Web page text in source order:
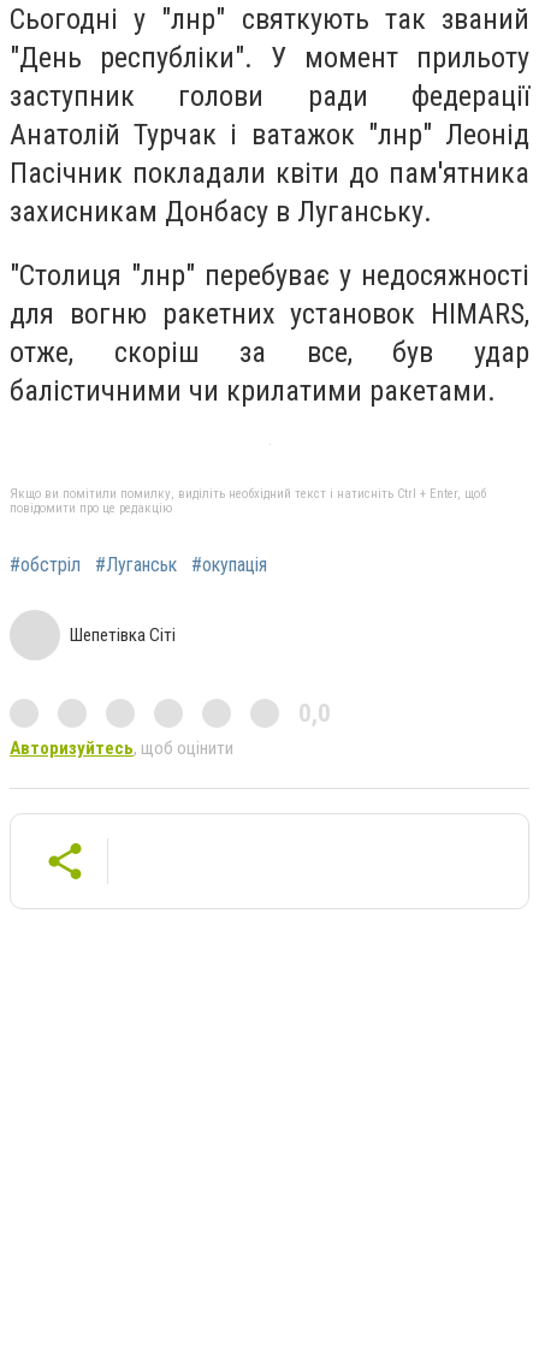
Сьогодні у "лнр" святкують так званий
"День республіки". У момент прильоту
заступник голови ради федерації
Анатолій Турчак і ватажок "лнр" Леонід
Пасічник покладали квіти до пам'ятника
захисникам Донбасу в Луганську.
"Столиця "лнр" перебуває у недосяжності
для вогню ракетних установок HIMARS,
отже, скоріш за все, був удар
балістичними чи крилатими ракетами.
Якщо ви помітили помилку, виділіть необхідний текст і натисніть Ctrl + Enter, щоб
повідомити про це редакцію
#обстріл #Луганськ #окупація
Шепетівка Сіті
0,0
Авторизуйтесь, щоб оцінити